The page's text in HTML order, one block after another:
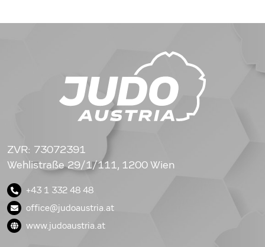
ZVR: 73072391
Wehlistraße 29/1/111, 1200 Wien
+43 1 332 48 48
office@judoaustria.at
www.judoaustria.at